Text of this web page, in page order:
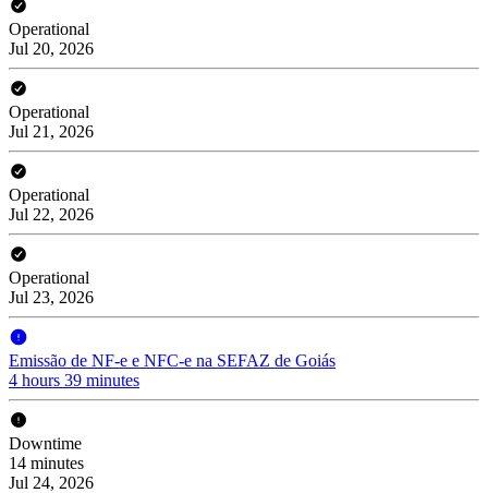
Operational
Jul 20, 2026
Operational
Jul 21, 2026
Operational
Jul 22, 2026
Operational
Jul 23, 2026
Emissão de NF-e e NFC-e na SEFAZ de Goiás
4 hours 39 minutes
Downtime
14 minutes
Jul 24, 2026